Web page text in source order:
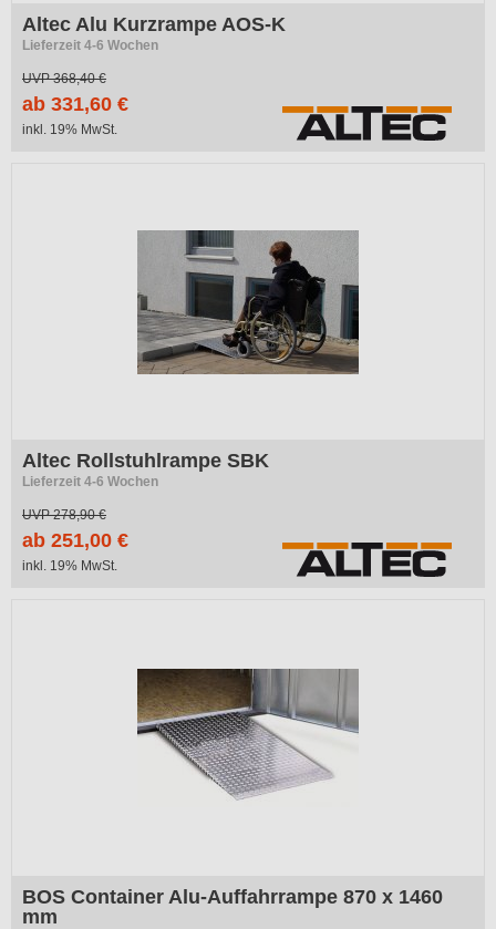
Altec Alu Kurzrampe AOS-K
Lieferzeit 4-6 Wochen
UVP368,40 €
ab 331,60 €
inkl. 19% MwSt.
Altec Rollstuhlrampe SBK
Lieferzeit 4-6 Wochen
UVP278,90 €
ab 251,00 €
inkl. 19% MwSt.
BOS Container Alu-Auffahrrampe 870 x 1460
mm